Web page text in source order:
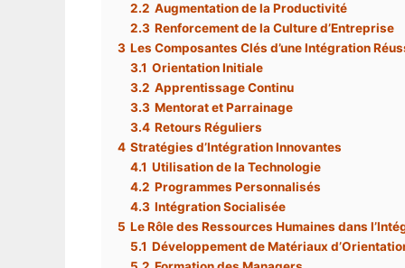
2.2 Augmentation de la Productivité
2.3 Renforcement de la Culture d’Entreprise
3 Les Composantes Clés d’une Intégration
3.1 Orientation Initiale
3.2 Apprentissage Continu
3.3 Mentorat et Parrainage
3.4 Retours Réguliers
4 Stratégies d’Intégration Innovantes
4.1 Utilisation de la Technologie
4.2 Programmes Personnalisés
4.3 Intégration Socialisée
5 Le Rôle des Ressources Humaines dans
5.1 Développement de Matériaux